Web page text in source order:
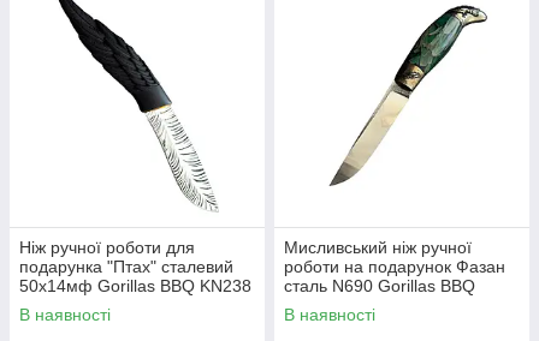
Ніж ручної роботи для
подарунка "Птах" сталевий
50х14мф Gorillas BBQ KN238
В наявності
Мисливський ніж ручної
роботи на подарунок Фазан
сталь N690 Gorillas BBQ
(KN260)
В наявності